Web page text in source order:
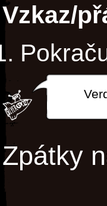
Vzkaz/
Zpátky